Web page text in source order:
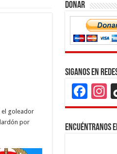
el goleador
por
Donar
Siganos en
Encuéntranos